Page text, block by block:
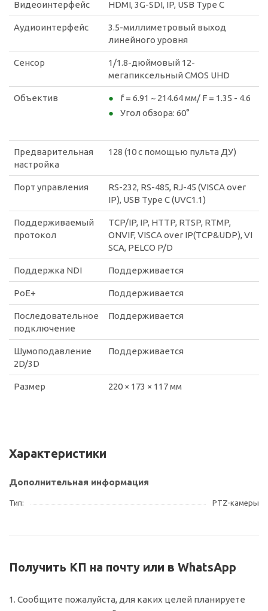
Видеоинтерфейс HDMI, 3G-SDI, IP, USB Type C
Аудиоинтерфейс
3.5-миллиметровый выход
линейного уровня
Сенсор
1/1.8-дюймовый 12-
мегапиксельный CMOS UHD
Объектив
f = 6.91 ~ 214.64 мм/ F = 1.35 - 4.6
Угол обзора: 60°
Предварительная
настройка
128 (10 с помощью пульта ДУ)
Порт управления
RS-232, RS-485, RJ-45 (VISCA over
IP), USB Type C (UVC1.1)
Поддерживаемый
протокол
TCP/IP, IP, HTTP, RTSP, RTMP,
ONVIF, VISCA over IP(TCP&UDP), VI
SCA, PELCO P/D
Поддержка NDI Поддерживается
PoE+ Поддерживается
Последовательное
подключение
Поддерживается
Шумоподавление
2D/3D
Поддерживается
Размер 220 × 173 × 117 мм
Характеристики
Дополнительная информация
Тип PTZ-камеры
Получить КП на почту или в WhatsApp
1. Сообщите пожалуйста, для каких целей планируете